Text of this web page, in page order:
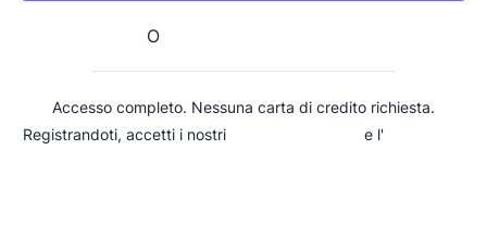
O
Accesso completo. Nessuna carta di credito richiesta.
Registrandoti, accetti i nostri
e l'